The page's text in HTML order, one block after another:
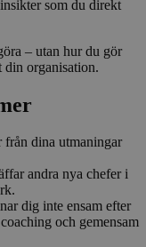
som du direkt
– utan hur du gör
din organisation.
dina utmaningar
andra nya chefer i
dig inte ensam efter
och gemensam